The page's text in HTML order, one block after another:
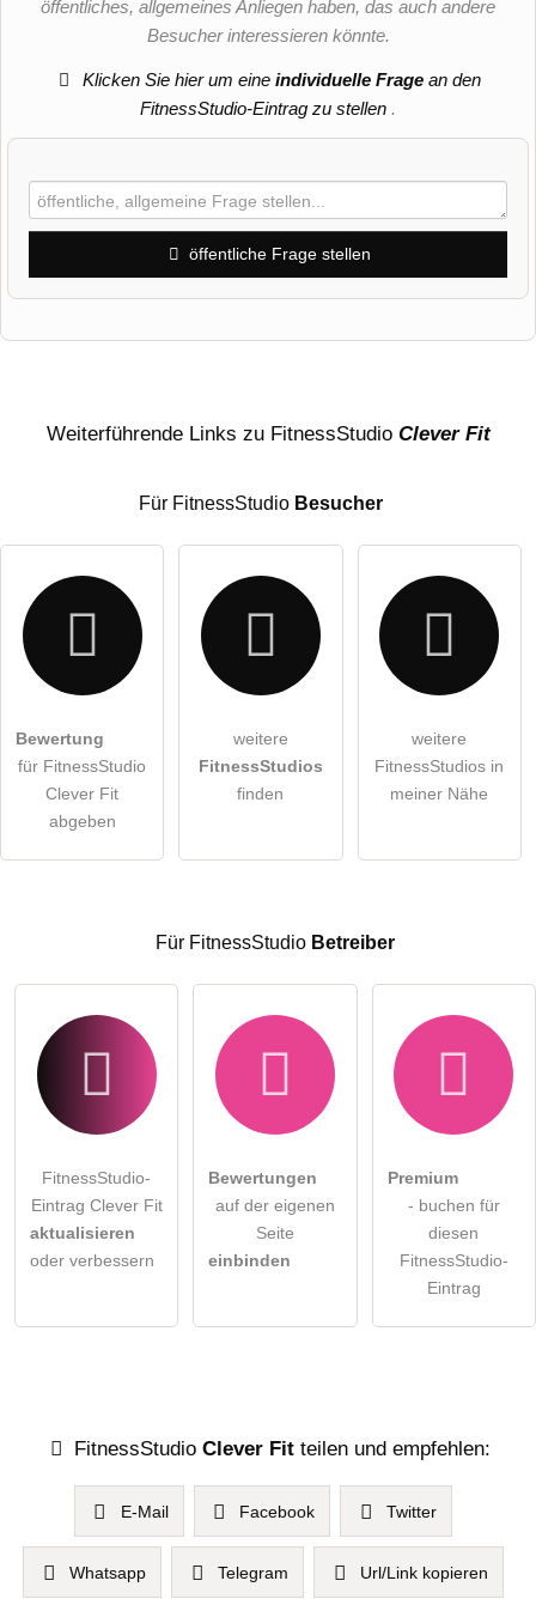
öffentliches, allgemeines Anliegen haben, das auch andere
Besucher interessieren könnte.
Klicken Sie hier um eineindividuelle Frage an den
FitnessStudio-Eintrag zu stellen .
öffentliche Frage stellen
E-Mail-Adresse (wird nicht veröffentlicht)
Hiermit akzeptiere ich dieAGB
DieDatenschutzerklärung habe ich zur Kenntnis genommen.
öffentliche Frage stellen
Besucher sichtbar
Weiterführende Links zu FitnessStudio Clever Fit
Für FitnessStudio Besucher
Bewertung
für FitnessStudio
Clever Fit
abgeben
weitere
FitnessStudios
finden
weitere
FitnessStudios in
meiner Nähe
Für FitnessStudio Betreiber
FitnessStudio-
Eintrag Clever Fit
aktualisieren
oder verbessern
Bewertungen
auf der eigenen
Seite
einbinden
Premium
- buchen für
diesen
FitnessStudio-
Eintrag
FitnessStudio Clever Fitteilen und empfehlen:
E-Mail Facebook Twitter
Whatsapp Telegram Url/Link kopieren